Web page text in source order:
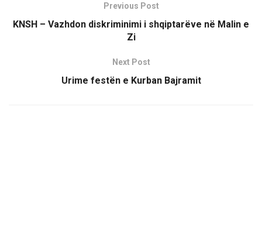
Previous Post
KNSH – Vazhdon diskriminimi i shqiptarëve në Malin e
Zi
Next Post
Urime festën e Kurban Bajramit